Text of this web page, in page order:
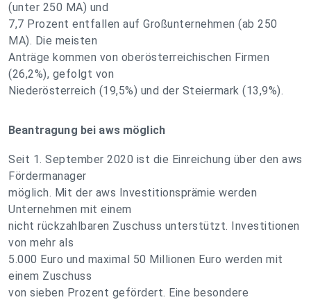
(unter 250 MA) und
7,7 Prozent entfallen auf Großunternehmen (ab 250
MA). Die meisten
Anträge kommen von oberösterreichischen Firmen
(26,2%), gefolgt von
Niederösterreich (19,5%) und der Steiermark (13,9%).
Beantragung bei aws möglich
Seit 1. September 2020 ist die Einreichung über den aws
Fördermanager
möglich. Mit der aws Investitionsprämie werden
Unternehmen mit einem
nicht rückzahlbaren Zuschuss unterstützt. Investitionen
von mehr als
5.000 Euro und maximal 50 Millionen Euro werden mit
einem Zuschuss
von sieben Prozent gefördert. Eine besondere